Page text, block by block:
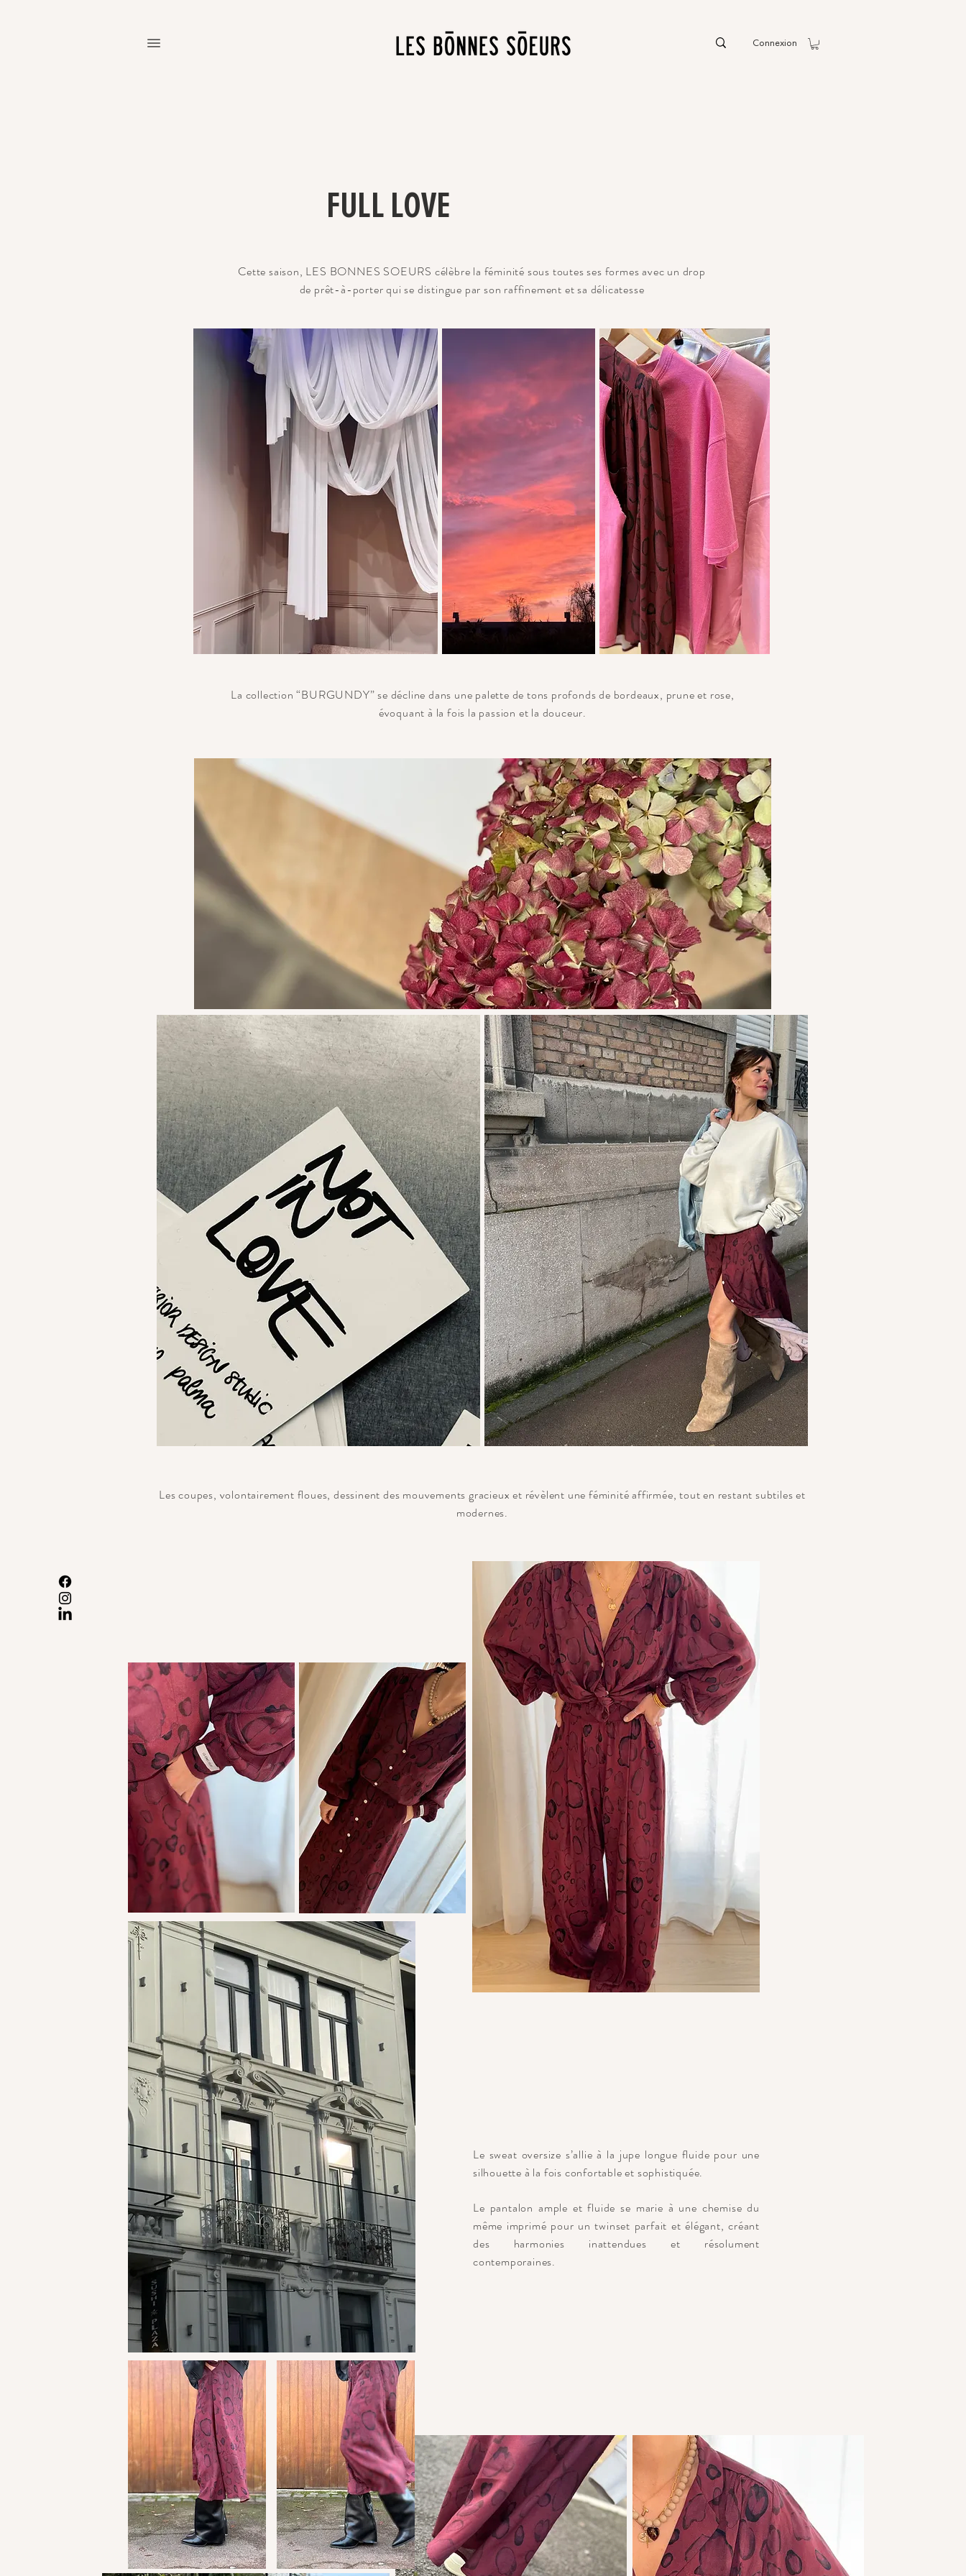
Connexion
FULL LOVE
Cette saison, LES BONNES SOEURS célèbre la féminité sous toutes ses formes avec un drop
de prêt-à-porter qui se distingue par son raffinement et sa délicatesse
La collection “BURGUNDY” se décline dans une palette de tons profonds de bordeaux, prune et rose,
évoquant à la fois la passion et la douceur.
Les coupes, volontairement floues, dessinent des mouvements gracieux et révèlent une féminité affirmée, tout en restant subtiles et
modernes.
Le sweat oversize s’allie à la jupe longue fluide pour une
silhouette à la fois confortable et sophistiquée.
Le pantalon ample et fluide se marie à une chemise du
même imprimé pour un twinset parfait et élégant, créant
des harmonies inattendues et résolument
contemporaines.